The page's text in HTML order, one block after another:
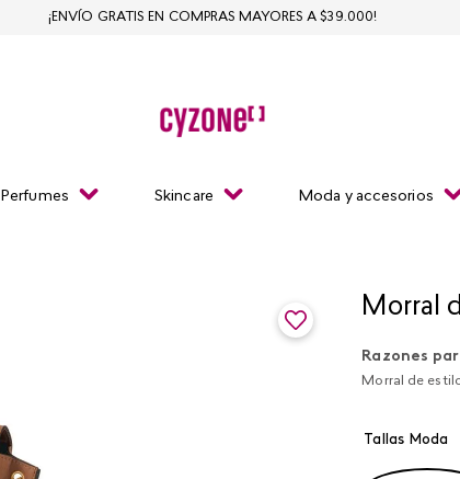
Perfumes Skincare Moda y accesorios
¡ENVÍO GRATIS EN COMPRAS MAYORES A $39.000!
Morral
Razones
Morral de
Tallas Moda